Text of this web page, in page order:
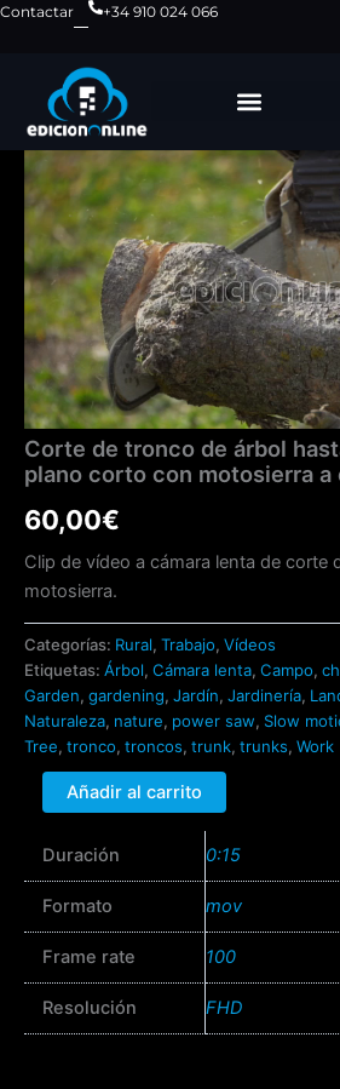
Ir
contenido
Contactar
+34 910 024 066
Corte de tronco de árbol
plano corto con motosierra a
60,00€
Clip de vídeo a cámara lenta de corte
motosierra.
Categorías: Rural, Trabajo, Vídeos
Etiquetas: Árbol, Cámara lenta, Campo,
Garden, gardening, Jardín, Jardinería,
Naturaleza, nature, power saw, Slow
Tree, tronco, troncos, trunk, trunks, Work
Corte
de
tronco
árbol
hasta
el
final
en
plano
corto
con
motosierra
a
lenta
Añadir al carrito
Duración 0:15
Formato mov
Frame rate 100
Resolución FHD